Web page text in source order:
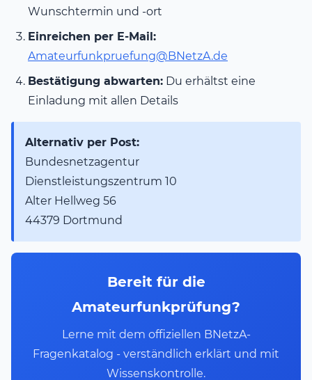
Wunschtermin und -ort
Einreichen per E-Mail:
Amateurfunkpruefung@BNetzA.de
Bestätigung abwarten: Du erhältst eine
Einladung mit allen Details
Alternativ per Post:
Bundesnetzagentur
Dienstleistungszentrum 10
Alter Hellweg 56
44379 Dortmund
Bereit für die
Amateurfunkprüfung?
Lerne mit dem offiziellen BNetzA-
Fragenkatalog - verständlich erklärt und mit
Wissenskontrolle.